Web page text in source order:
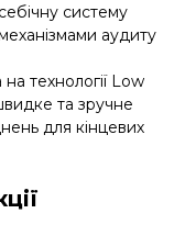
систему
аудиту
технології Low
та зручне
для кінцевих